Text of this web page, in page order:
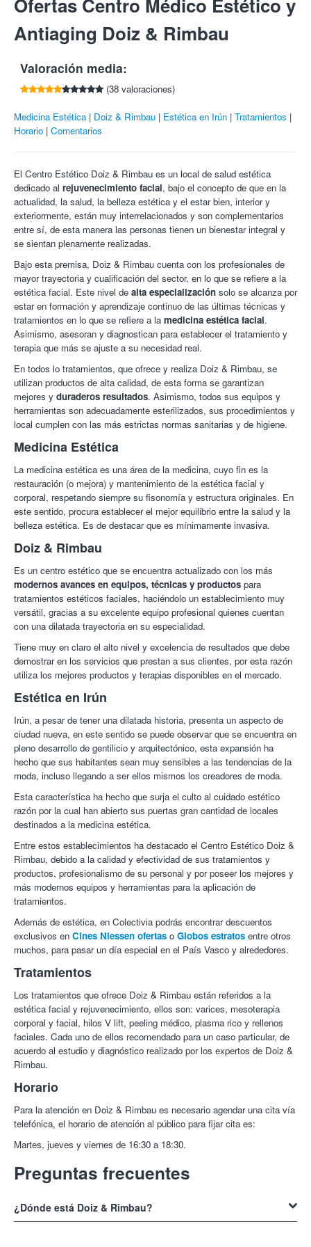
del botox, ya que los resultados de la toxina botulínica
tardan, como mínimo, 10 días en hacerse visibles
totalmente.
* El bótox se aplicará en zonas a elegir entre: entrecejo, patas
de gallo, frente.
* La mesoterapia se aplicará en zonas a elegir entre: cara,
Zonas extra:
Zona extra de bótox por 99€.
Zona extra de mesoterapia por 99€.
Zona extra de bótox + mesoterapia por 150€.
¿Qué es el Botox?El Botox o Toxina Botulínica es un
preparado a base de una proteína natural que, al ser inyectado,
significativamente las arrugas y evitando la cirugía estética.
Aplicando este tratamiento ambulatorio se relaja y educa la
musculatura de la mímica facial. Se suavizan así las arrugas de
expresión, se reposiciona la cola de las cejas y se disminuye la
expresión de enfado del entrecejo. Con todo ello, se consigue
una expresión facial joven, descansada y relajada.
Destacar que se trata de un proceso indoloro, que no inflama ni
irrita y el efectivo en el 100% de los casos. Sus efectos son
visibles a partir de las 48-72 horas de la aplicación y tiene una
duración de entre 4 y 6 meses. La repetición del tratamiento va
prolongando su efecto de modo que las arrugas, cuando
las sesiones. El Centro Médico Doiz & Rimbau está autorizado
por el Dpto.de Sanidad del País Vasco para aplicar este
tratamiento.
¿En qué consiste la Mesoterapia médica facial?Esta técnica
está considerada como la mejor técnica rejuvenecedora del
rostro ya que, mediante microinyecciones intradérmicas de
vitaminas y ácido hialurónico, mejora considerablemente la
flacidez de la cara, el cuello y el escote, aportando una
hidratación extra a la piel.
Además, permite restaurar la piel, otorgándole la tonicidad, la
elasticidad y la luminosidad que ha ido perdiendo a lo largo de
los años. Y no solo eso, sino que además obtendrás un rostro
descansado, firme, hidratado y suave.
Centro Médico Estético y Antiaging Doiz & Rimbau. Se trata
de uno de los centros más actualizados, potentes y versátiles
de la provincia de Gipuzkoa. Cuenta con un equipo de
profesionales altamente formados y cualificados avalados por
Ante la mayor necesidad de lucir una imagen perfecta y sentirse
bien consigo mismo en Doiz & Rimbau te asesorarán sobre el
mejor tratamiento para conseguir tus propósitos. Y es que su
objetivo no es otro que el de encontrar el servicio que te
mereces obteniendo los mejores resultados, con las mayores
garantías. Para ello apuestan siempre por las primeras marcas y
técnicas del mercado y cuentan con los mejores y más
innovadores sistemas/técnicas.
¡Vuelve a lucir joven y bella con Colectivia!
943 617 907.
Si tienes dudas sobre el tratamiento o para saber si eres
apto para él, consúltanos antes de realizar la compra.
C/ Luis Mariano, 6 2ºD
20302 - Irun (Gipuzkoa)
Tlf:943 617 907 / 607 742 126
Ofertas Centro Médico Estético y
Antiaging Doiz & Rimbau
Valoración media:
(38 valoraciones)
Medicina Estética Doiz & Rimbau Estética en Irún Tratamientos
Horario Comentarios
El Centro Estético Doiz & Rimbau es un local de salud estética
dedicado al rejuvenecimiento facial, bajo el concepto de que en la
actualidad, la salud, la belleza estética y el estar bien, interior y
exteriormente, están muy interrelacionados y son complementarios
entre sí, de esta manera las personas tienen un bienestar integral y
se sientan plenamente realizadas.
Bajo esta premisa, Doiz & Rimbau cuenta con los profesionales de
mayor trayectoria y cualificación del sector, en lo que se refiere a la
estética facial. Este nivel de alta especialización solo se alcanza por
estar en formación y aprendizaje continuo de las últimas técnicas y
tratamientos en lo que se refiere a la medicina estética facial.
Asimismo, asesoran y diagnostican para establecer el tratamiento y
terapia que más se ajuste a su necesidad real.
En todos lo tratamientos, que ofrece y realiza Doiz & Rimbau, se
utilizan productos de alta calidad, de esta forma se garantizan
mejores y duraderos resultados. Asimismo, todos sus equipos y
herramientas son adecuadamente esterilizados, sus procedimientos y
local cumplen con las más estrictas normas sanitarias y de higiene.
Medicina Estética
La medicina estética es una área de la medicina, cuyo fin es la
restauración (o mejora) y mantenimiento de la estética facial y
corporal, respetando siempre su fisonomía y estructura originales. En
este sentido, procura establecer el mejor equilibrio entre la salud y la
belleza estética. Es de destacar que es mínimamente invasiva.
Doiz & Rimbau
Es un centro estético que se encuentra actualizado con los más
modernos avances en equipos, técnicas y productos para
tratamientos estéticos faciales, haciéndolo un establecimiento muy
versátil, gracias a su excelente equipo profesional quienes cuentan
con una dilatada trayectoria en su especialidad.
Tiene muy en claro el alto nivel y excelencia de resultados que debe
demostrar en los servicios que prestan a sus clientes, por esta razón
utiliza los mejores productos y terapias disponibles en el mercado.
Estética en Irún
Irún, a pesar de tener una dilatada historia, presenta un aspecto de
ciudad nueva, en este sentido se puede observar que se encuentra en
pleno desarrollo de gentilicio y arquitectónico, esta expansión ha
hecho que sus habitantes sean muy sensibles a las tendencias de la
moda, incluso llegando a ser ellos mismos los creadores de moda.
Esta característica ha hecho que surja el culto al cuidado estético
razón por la cual han abierto sus puertas gran cantidad de locales
destinados a la medicina estética.
Entre estos establecimientos ha destacado el Centro Estético Doiz &
Rimbau, debido a la calidad y efectividad de sus tratamientos y
productos, profesionalismo de su personal y por poseer los mejores y
más modernos equipos y herramientas para la aplicación de
tratamientos.
Además de estética, en Colectivia podrás encontrar descuentos
exclusivos en Cines Niessen ofertas o Globos estratos entre otros
muchos, para pasar un día especial en el País Vasco y alrededores.
Tratamientos
Los tratamientos que ofrece Doiz & Rimbau están referidos a la
estética facial y rejuvenecimiento, ellos son: varices, mesoterapia
corporal y facial, hilos V lift, peeling médico, plasma rico y rellenos
faciales. Cada uno de ellos recomendado para un caso particular, de
acuerdo al estudio y diagnóstico realizado por los expertos de Doiz &
Rimbau.
Horario
Para la atención en Doiz & Rimbau es necesario agendar una cita vía
telefónica, el horario de atención al público para fijar cita es:
Martes, jueves y viernes de 16:30 a 18:30.
Preguntas frecuentes
¿Dónde está Doiz & Rimbau?